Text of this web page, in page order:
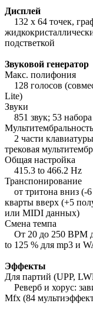
Дисплей
132 x 64 точек,
подстветкой
Звуковой генератор
Макс. полифония
128 голосов
Lite)
Звуки
851 звук; 53
Мультитембральность
2 части
трековая
Общая настройка
415.3 to 466.2 Hz
Транспонирование
от тритона вниз (-
кварты вверх (+5
или MIDI данных)
Смена темпа
От 20 до 250 BPM
to 125 % для mp3 и
Эффекты
Для партий (UPP,
Реверб и хорус:
Mfx (84